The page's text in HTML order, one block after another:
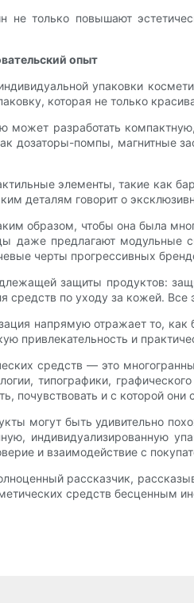
не только повышают
опыт
упаковки
которая не только
разработать
дозаторы-помпы, магнитные
элементы, такие как
деталям говорит о
образом, чтобы она была
даже предлагают
черты прогрессивных
защиты продуктов:
средств по уходу за кожей.
напрямую отражает то,
привлекательность и
средств — это
типографики,
почувствовать и с которой
могут быть удивительно
индивидуализированную
и взаимодействие с
рассказчик,
средств бесценным